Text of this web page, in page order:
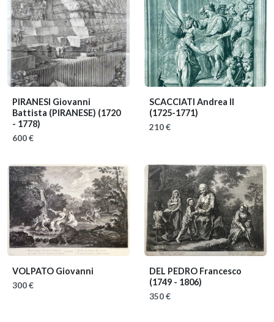
PIRANESI Giovanni
Battista (PIRANESE) (1720
- 1778)
600 €
SCACCIATI Andrea II
(1725-1771)
210 €
VOLPATO Giovanni
300 €
DEL PEDRO Francesco
(1749 - 1806)
350 €